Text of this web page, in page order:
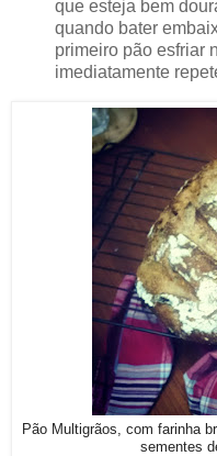
que esteja bem
quando bater
primeiro pão esfriar
imediatamente
Pão Multigrãos, com farinha
sementes